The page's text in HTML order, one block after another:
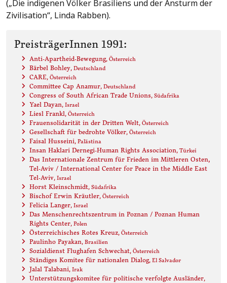
(„Die indigenen Völker Brasiliens und der Ansturm der
Zivilisation“, Linda Rabben).
PreisträgerInnen 1991:
Anti-Apartheid-Bewegung, Österreich
Bärbel Bohley, Deutschland
CARE, Österreich
Committee Cap Anamur, Deutschland
Congress of South African Trade Unions, Südafrika
Yael Dayan, Israel
Liesl Frankl, Österreich
Frauensolidarität in der Dritten Welt, Österreich
Gesellschaft für bedrohte Völker, Österreich
Faisal Husseini, Palästina
Insan Haklari Dernegi-Human Rights Association, Türkei
Das Internationale Zentrum für Frieden im Mittleren Osten,
Tel-Aviv / International Center for Peace in the Middle East
Tel-Aviv, Israel
Horst Kleinschmidt, Südafrika
Bischof Erwin Kräutler, Österreich
Felicia Langer, Israel
Das Menschenrechtszentrum in Poznan / Poznan Human
Rights Center, Polen
Österreichisches Rotes Kreuz, Österreich
Paulinho Payakan, Brasilien
Sozialdienst Flughafen Schwechat, Österreich
Ständiges Komitee für nationalen Dialog, El Salvador
Jalal Talabani, Irak
Unterstützungskomitee für politische verfolgte Ausländer,